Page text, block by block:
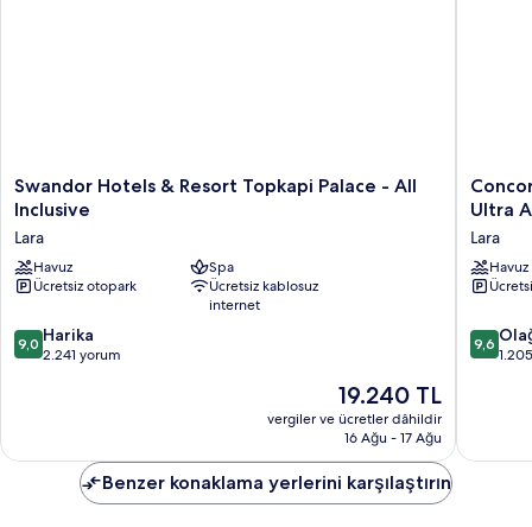
Swandor
Hotels
Resort
Topkapi
Palace
All
Inclusive
Swandor Hotels & Resort Topkapi Palace - All
Inclusive
Lara
Havuz
Spa
Ücretsiz otopark
Ücretsiz kablosuz
internet
10
üzerinden
9,0 Harika
2.241 yorum
Güncel
fiyat:
19.240 TL
19.240 TL
vergiler ve ücretler dâhildir
16 Ağu - 17 Ağu
De
Resort
Lara
Antalya
Prive
Ultra
Ultra
Lara
Havuz
10
9,6
Benzer konaklama yerlerini karşılaştırın